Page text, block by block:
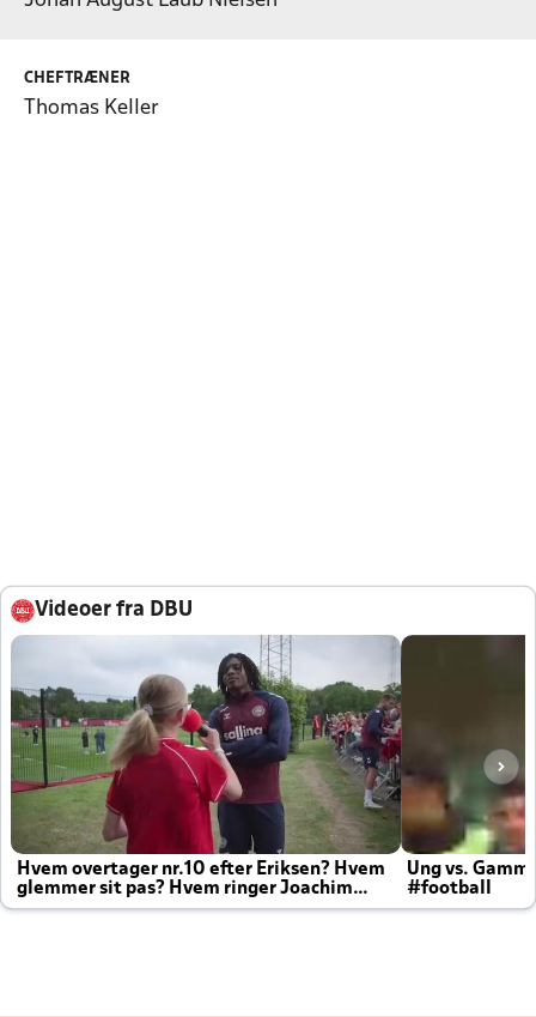
CHEFTRÆNER
Thomas Keller
Videoer fra DBU
Hvem overtager nr.10 efter Eriksen? Hvem
glemmer sit pas? Hvem ringer Joachim
altid til efter kampe?
Ung vs.
#football